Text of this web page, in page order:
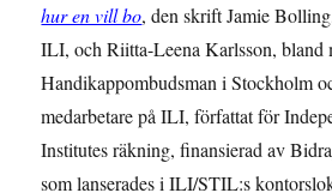
hur en vill bo, den skrift Jamie
ILI, och Riitta-Leena Karlsson, bland
Handikappombudsman i Stockholm
medarbetare på ILI, författat för
Institutes räkning, finansierad av
som lanserades i ILI/STIL:s